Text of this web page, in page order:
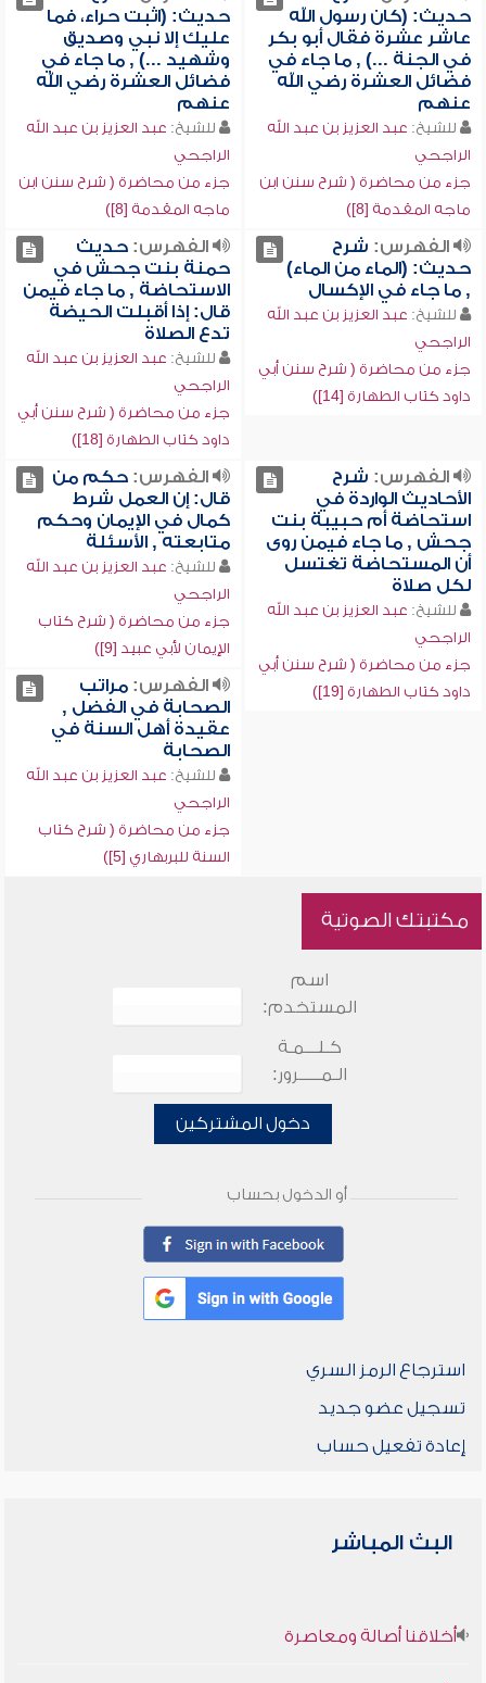
حديث: (كان رسول الله
عاشر عشرة فقال أبو بكر
في الجنة ...) , ما جاء في
فضائل العشرة رضي الله
عنهم
للشيخ: عبد العزيز بن عبد الله
الراجحي
جزء من محاضرة ( شرح سنن ابن
ماجه المقدمة [8])
حديث: (اثبت حراء، فما
عليك إلا نبي وصديق
وشهيد ...) , ما جاء في
فضائل العشرة رضي الله
عنهم
للشيخ: عبد العزيز بن عبد الله
الراجحي
جزء من محاضرة ( شرح سنن ابن
ماجه المقدمة [8])
الفهرس: شرح
حديث: (الماء من الماء)
, ما جاء في الإكسال
للشيخ: عبد العزيز بن عبد الله
الراجحي
جزء من محاضرة ( شرح سنن أبي
داود كتاب الطهارة [14])
الفهرس:حديث
حمنة بنت جحش في
الاستحاضة , ما جاء فيمن
قال: إذا أقبلت الحيضة
تدع الصلاة
للشيخ: عبد العزيز بن عبد الله
الراجحي
جزء من محاضرة ( شرح سنن أبي
داود كتاب الطهارة [18])
الفهرس: شرح
الأحاديث الواردة في
استحاضة أم حبيبة بنت
جحش , ما جاء فيمن روى
أن المستحاضة تغتسل
لكل صلاة
للشيخ: عبد العزيز بن عبد الله
الراجحي
جزء من محاضرة ( شرح سنن أبي
داود كتاب الطهارة [19])
الفهرس:حكم من
قال: إن العمل شرط
كمال في الإيمان وحكم
متابعته , الأسئلة
للشيخ: عبد العزيز بن عبد الله
الراجحي
جزء من محاضرة ( شرح كتاب
الإيمان لأبي عبيد [9])
الفهرس:مراتب
الصحابة في الفضل ,
عقيدة أهل السنة في
الصحابة
للشيخ: عبد العزيز بن عبد الله
الراجحي
جزء من محاضرة ( شرح كتاب
السنة للبربهاري [5])
مكتبتك الصوتية
اسم
المستخدم:
كـلـــمـة
الـمـــــرور:
دخول المشتركين
أو الدخول بحساب
استرجاع الرمز السري
تسجيل عضو جديد
إعادة تفعيل حساب
البث المباشر
أخلاقنا أصالة ومعاصرة